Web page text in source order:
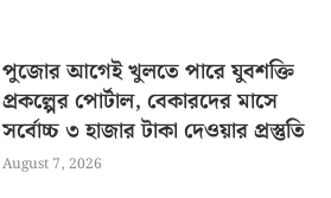
পুজোর আগেই খুলতে পারে যুবশক্তি
প্রকল্পের পোর্টাল, বেকারদের মাসে
সর্বোচ্চ ৩ হাজার টাকা দেওয়ার প্রস্তুতি
August 7, 2026